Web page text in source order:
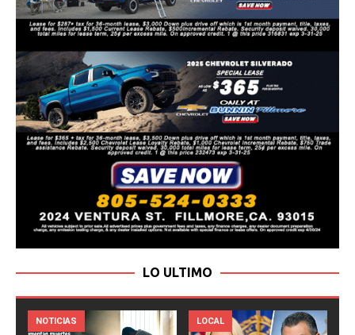
LO ULTIMO
LOCAL NOTICIAS